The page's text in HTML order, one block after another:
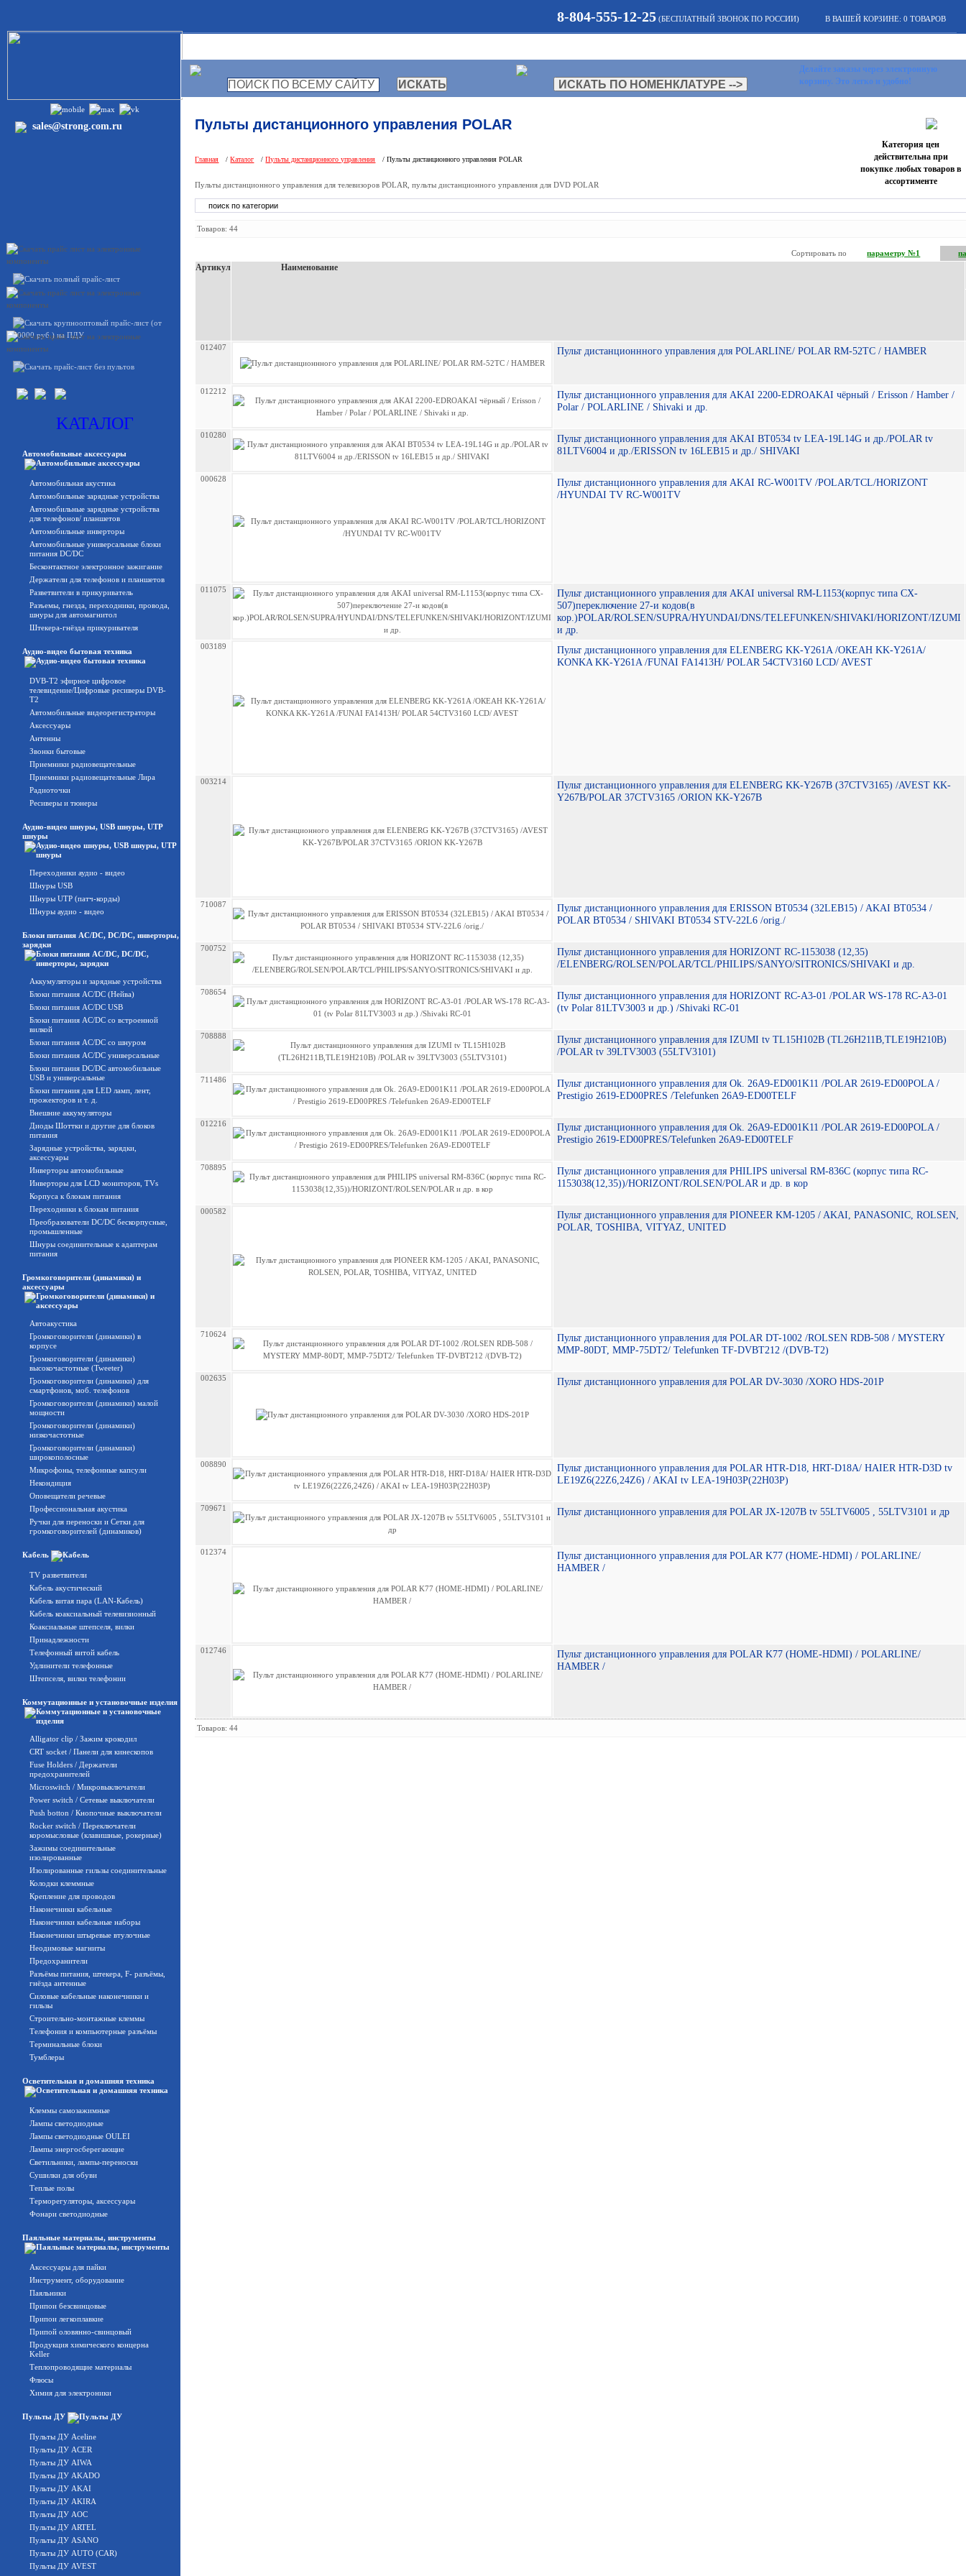
8-804-555-12-25(БЕСПЛАТНЫЙ ЗВОНОК ПО РОССИИ) В ВАШЕЙ КОРЗИНЕ: 0 ТОВАРОВ
sales@strong.com.ru
KATAЛОГ
Автомобильные аксессуары
Автомобильная акустика
Автомобильные зарядные устройства
Автомобильные зарядные устройства
для телефонов/ планшетов
Автомобильные инверторы
Автомобильные универсальные блоки
питания DC/DC
Бесконтактное электронное зажигание
Держатели для телефонов и планшетов
Разветвители в прикуриватель
Разъемы, гнезда, переходники, провода,
шнуры для автомагнитол
Штекера-гнёзда прикуривателя
Аудио-видео бытовая техника
DVB-T2 эфирное цифровое
телевидение/Цифровые ресиверы DVB-
T2
Автомобильные видеорегистраторы
Аксессуары
Антенны
Звонки бытовые
Приемники радиовещательные
Приемники радиовещательные Лира
Радиоточки
Ресиверы и тюнеры
Аудио-видео шнуры, USB шнуры, UTP
шнуры
Переходники аудио - видео
Шнуры USB
Шнуры UTP (патч-корды)
Шнуры аудио - видео
Блоки питания AC/DC, DC/DC, инверторы,
зарядки
Аккумуляторы и зарядные устройства
Блоки питания AC/DC (Нейва)
Блоки питания AC/DC USB
Блоки питания AC/DC со встроенной
вилкой
Блоки питания AC/DC со шнуром
Блоки питания AC/DC универсальные
Блоки питания DC/DC автомобильные
USB и универсальные
Блоки питания для LED ламп, лент,
прожекторов и т. д.
Внешние аккумуляторы
Диоды Шоттки и другие для блоков
питания
Зарядные устройства, зарядки,
аксессуары
Инверторы автомобильные
Инверторы для LCD мониторов, TVs
Корпуса к блокам питания
Переходники к блокам питания
Преобразователи DC/DC бескорпусные,
промышленные
Шнуры соединительные к адаптерам
питания
Громкоговорители (динамики) и
аксессуары
Автоакустика
Громкоговорители (динамики) в
корпусе
Громкоговорители (динамики)
высокочастотные (Tweeter)
Громкоговорители (динамики) для
смартфонов, моб. телефонов
Громкоговорители (динамики) малой
мощности
Громкоговорители (динамики)
низкочастотные
Громкоговорители (динамики)
широкополосные
Микрофоны, телефонные капсули
Некондиция
Оповещатели речевые
Профессиональная акустика
Ручки для переноски и Сетки для
громкоговорителей (динамиков)
Кабель
TV разветвители
Кабель акустический
Кабель витая пара (LAN-Кабель)
Кабель коаксиальный телевизионный
Коаксиальные штепселя, вилки
Принадлежности
Телефонный витой кабель
Удлинители телефонные
Штепселя, вилки телефонии
Коммутационные и установочные изделия
Alligator clip / Зажим крокодил
CRT socket / Панели для кинескопов
Fuse Holders / Держатели
предохранителей
Microswitch / Микровыключатели
Power switch / Сетевые выключатели
Push botton / Кнопочные выключатели
Rocker switch / Переключатели
коромысловые (клавишные, рокерные)
Зажимы соединительные
изолированные
Изолированные гильзы соединительные
Колодки клеммные
Крепление для проводов
Наконечники кабельные
Наконечники кабельные наборы
Наконечники штыревые втулочные
Неодимовые магниты
Предохранители
Разъёмы питания, штекера, F- разъёмы,
гнёзда антенные
Силовые кабельные наконечники и
гильзы
Строительно-монтажные клеммы
Телефония и компьютерные разъёмы
Терминальные блоки
Тумблеры
Осветительная и домашняя техника
Клеммы самозажимные
Лампы светодиодные
Лампы светодиодные OULEI
Лампы энергосберегающие
Светильники, лампы-переноски
Сушилки для обуви
Теплые полы
Терморегуляторы, аксессуары
Фонари светодиодные
Паяльные материалы, инструменты
Аксессуары для пайки
Инструмент, оборудование
Паяльники
Припои безсвинцовые
Припои легкоплавкие
Припой оловянно-свинцовый
Продукция химического концерна
Keller
Теплопроводящие материалы
Флюсы
Химия для электроники
Пульты ДУ
Пульты ДУ Aceline
Пульты ДУ ACER
Пульты ДУ AIWA
Пульты ДУ AKADO
Пульты ДУ AKAI
Пульты ДУ AKIRA
Пульты ДУ AOC
Пульты ДУ ARTEL
Пульты ДУ ASANO
Пульты ДУ AUTO (CAR)
Пульты ДУ AVEST
Делайте заказы через электронную
корзину. Это легко и удобно!
Категория цен
действительна при
покупке любых товаров в
ассортименте
Пульты дистанционного управления POLAR
Главная /Каталог /Пульты дистанционного управления / Пульты дистанционного управления POLAR
Пульты дистанционного управления для телевизоров POLAR, пульты дистанционного управления для DVD POLAR
Товаров: 44
Сортировать по параметру №1
Артикул Наименование
012407 Пульт дистанционнного управления для POLARLINE/ POLAR RM-52TC / HAMBER
012212
Пульт дистанционного управления для AKAI 2200-EDROAKAI чёрный / Erisson / Hamber /
Polar / POLARLINE / Shivaki и др.
010280
Пульт дистанционного управления для AKAI BT0534 tv LEA-19L14G и др./POLAR tv
81LTV6004 и др./ERISSON tv 16LEB15 и др./ SHIVAKI
000628
Пульт дистанционного управления для AKAI RC-W001TV /POLAR/TCL/HORIZONT
/HYUNDAI TV RC-W001TV
011075
Пульт дистанционного управления для AKAI universal RM-L1153(корпус типа CX-
507)переключение 27-и кодов(в
кор.)POLAR/ROLSEN/SUPRA/HYUNDAI/DNS/TELEFUNKEN/SHIVAKI/HORIZONT/IZUMI
и др.
003189
Пульт дистанционного управления для ELENBERG KK-Y261A /ОКЕАН KK-Y261A/
KONKA KK-Y261A /FUNAI FA1413H/ POLAR 54CTV3160 LCD/ AVEST
003214
Пульт дистанционного управления для ELENBERG KK-Y267B (37CTV3165) /AVEST KK-
Y267B/POLAR 37CTV3165 /ORION KK-Y267B
710087
Пульт дистанционного управления для ERISSON BT0534 (32LEB15) / AKAI BT0534 /
POLAR BT0534 / SHIVAKI BT0534 STV-22L6 /orig./
700752
Пульт дистанционного управления для HORIZONT RC-1153038 (12,35)
/ELENBERG/ROLSEN/POLAR/TCL/PHILIPS/SANYO/SITRONICS/SHIVAKI и др.
708654
Пульт дистанционного управления для HORIZONT RC-A3-01 /POLAR WS-178 RC-A3-01
(tv Polar 81LTV3003 и др.) /Shivaki RC-01
708888
Пульт дистанционного управления для IZUMI tv TL15H102B (TL26H211B,TLE19H210B)
/POLAR tv 39LTV3003 (55LTV3101)
711486
Пульт дистанционного управления для Ok. 26A9-ED001K11 /POLAR 2619-ED00POLA /
Prestigio 2619-ED00PRES /Telefunken 26A9-ED00TELF
012216
Пульт дистанционного управления для Ok. 26A9-ED001K11 /POLAR 2619-ED00POLA /
Prestigio 2619-ED00PRES/Telefunken 26A9-ED00TELF
708895
Пульт дистанционного управления для PHILIPS universal RM-836C (корпус типа RC-
1153038(12,35))/HORIZONT/ROLSEN/POLAR и др. в кор
000582
Пульт дистанционного управления для PIONEER KM-1205 / AKAI, PANASONIC, ROLSEN,
POLAR, TOSHIBA, VITYAZ, UNITED
710624
Пульт дистанционного управления для POLAR DT-1002 /ROLSEN RDB-508 / MYSTERY
MMP-80DT, MMP-75DT2/ Telefunken TF-DVBT212 /(DVB-T2)
002635 Пульт дистанционного управления для POLAR DV-3030 /XORO HDS-201P
008890
Пульт дистанционного управления для POLAR HTR-D18, HRT-D18A/ HAIER HTR-D3D tv
LE19Z6(22Z6,24Z6) / AKAI tv LEA-19H03P(22H03P)
709671 Пульт дистанционного управления для POLAR JX-1207B tv 55LTV6005 , 55LTV3101 и др
012374
Пульт дистанционного управления для POLAR K77 (HOME-HDMI) / POLARLINE/
HAMBER /
012746
Пульт дистанционного управления для POLAR K77 (HOME-HDMI) / POLARLINE/
HAMBER /
Товаров: 44